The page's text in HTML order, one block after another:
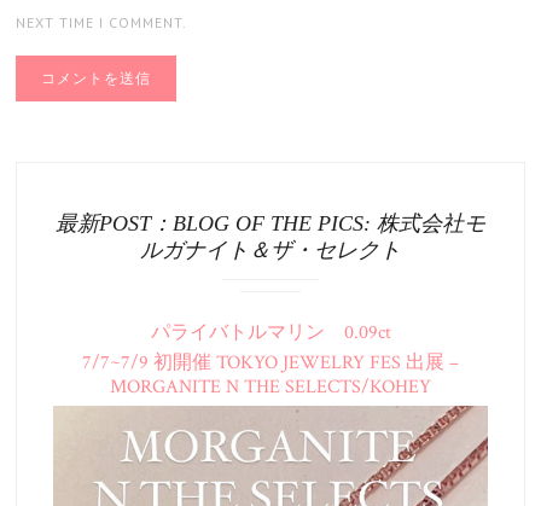
NEXT TIME I COMMENT.
最新POST：BLOG OF THE PICS: 株式会社モ
ルガナイト＆ザ・セレクト
パライバトルマリン 0.09ct
7/7~7/9 初開催 TOKYO JEWELRY FES 出展 –
MORGANITE N THE SELECTS/KOHEY